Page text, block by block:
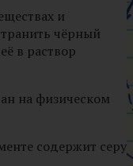
и
чёрный
в раствор
на физическом
содержит серу